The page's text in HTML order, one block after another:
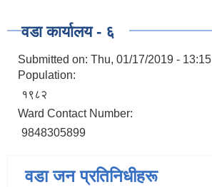
वडा कार्यालय - ६
Submitted on: Thu, 01/17/2019 - 13:15
Population:
१९८२
Ward Contact Number:
9848305899
वडा जन प्रतिनिधीहरू